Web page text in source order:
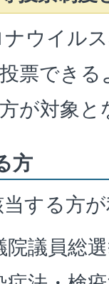
ナウイル
票でき
が対象と
方
する方
院議員総